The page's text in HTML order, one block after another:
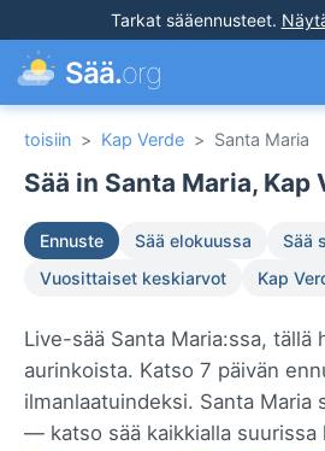
Tarkat sääennusteet.
Sää.org
toisiin > Kap Verde > Santa Maria
Sää in Santa Maria,
Ennuste Sää elokuussa
Sää
Vuosittaiset keskiarvot
Kap
Live-sää Santa Maria:ssa, tällä
aurinkoista. Katso 7 päivän
ilmanlaatuindeksi. Santa Maria
— katso sää kaikkialla suurissa